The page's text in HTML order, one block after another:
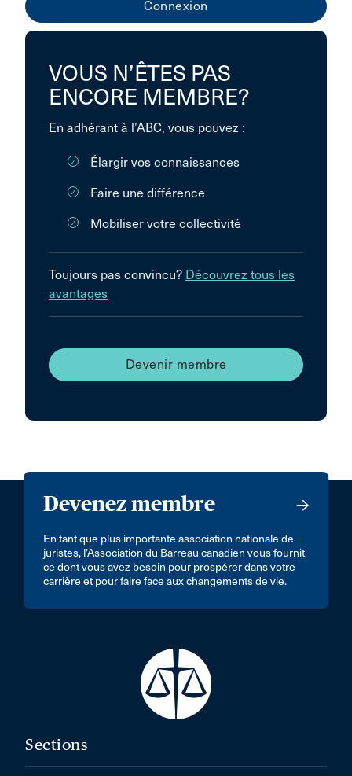
VOUS N’ÊTES PAS
ENCORE MEMBRE?
En adhérant à l’ABC, vous pouvez :
Élargir vos connaissances
Faire une différence
Mobiliser votre collectivité
Toujours pas convincu? Découvrez tous les
avantages
Devenir membre
Devenez membre
En tant que plus importante association nationale de
juristes, l’Association du Barreau canadien vous fournit
ce dont vous avez besoin pour prospérer dans votre
carrière et pour faire face aux changements de vie.
Sections